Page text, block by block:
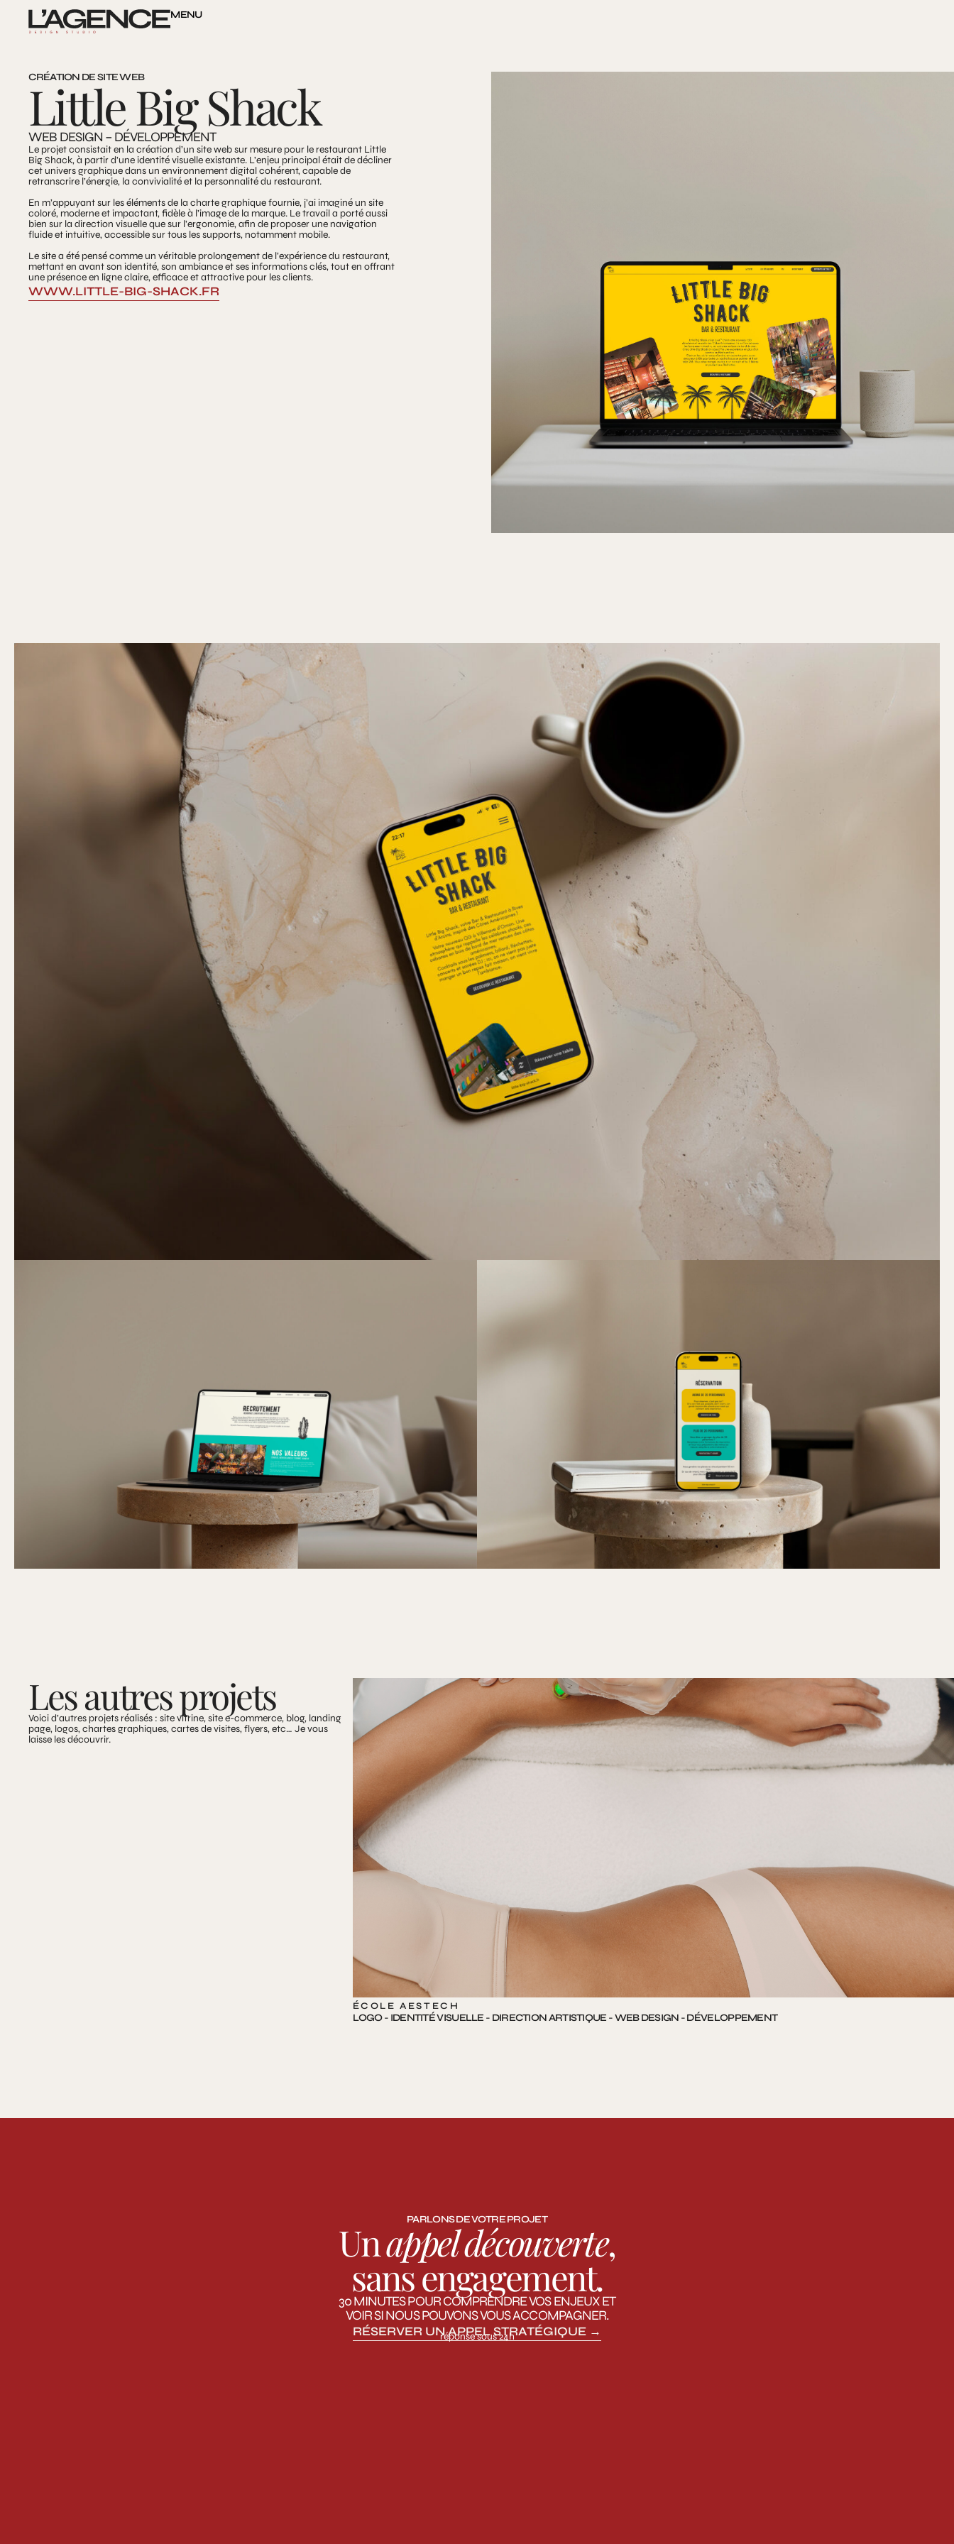
MENU
CRÉATION DE SITE WEB
Little Big Shack
WEB DESIGN – DÉVELOPPEMENT
Le projet consistait en la création d’un site web sur mesure pour le restaurant Little
Big Shack, à partir d’une identité visuelle existante. L’enjeu principal était de décliner
cet univers graphique dans un environnement digital cohérent, capable de
retranscrire l’énergie, la convivialité et la personnalité du restaurant.
En m’appuyant sur les éléments de la charte graphique fournie, j’ai imaginé un site
coloré, moderne et impactant, fidèle à l’image de la marque. Le travail a porté aussi
bien sur la direction visuelle que sur l’ergonomie, afin de proposer une navigation
fluide et intuitive, accessible sur tous les supports, notamment mobile.
Le site a été pensé comme un véritable prolongement de l’expérience du restaurant,
mettant en avant son identité, son ambiance et ses informations clés, tout en offrant
une présence en ligne claire, efficace et attractive pour les clients.
WWW.LITTLE-BIG-SHACK.FR
Les autres projets
Voici d’autres projets réalisés : site vitrine, site e-commerce, blog, landing
page, logos, chartes graphiques, cartes de visites, flyers, etc… Je vous
laisse les découvrir.
ÉCOLE AESTECH
LOGO - IDENTITÉ VISUELLE - DIRECTION ARTISTIQUE - WEB DESIGN - DÉVELOPPEMENT
PARLONS DE VOTRE PROJET
Unappel découverte,
sans engagement.
30 MINUTES POUR COMPRENDRE VOS ENJEUX ET
VOIR SI NOUS POUVONS VOUS ACCOMPAGNER.
RÉSERVER UN APPEL STRATÉGIQUE →
réponse sous 24h